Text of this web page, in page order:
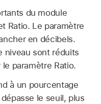
du module
Ratio. Le paramètre
en décibels.
niveau sont réduits
paramètre Ratio.
à un pourcentage
le seuil, plus